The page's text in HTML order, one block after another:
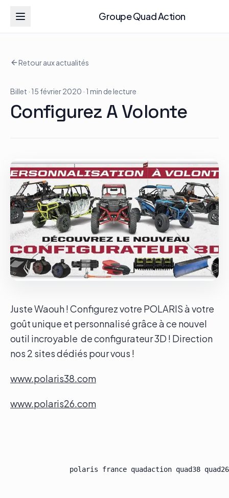
Groupe Quad Action
Groupe Quad Action
Accueil
RZR
Tous les modèles
Actualités
Le groupe
Retour aux actualités
Billet · 15 février 2020 · 1 min de lecture
Configurez A Volonte
Juste Waouh ! Configurez votre POLARIS à votre
goût unique et personnalisé grâce à ce nouvel
outil incroyable de configurateur 3D ! Direction
nos 2 sites dédiés pour vous !
www.polaris38.com
www.polaris26.com